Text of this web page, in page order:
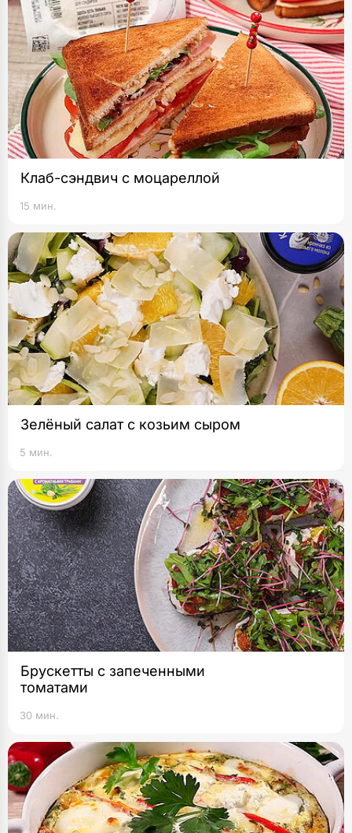
Клаб-сэндвич с моцареллой
15 мин.
Зелёный салат с козьим сыром
5 мин.
Брускетты с запеченными
томатами
30 мин.